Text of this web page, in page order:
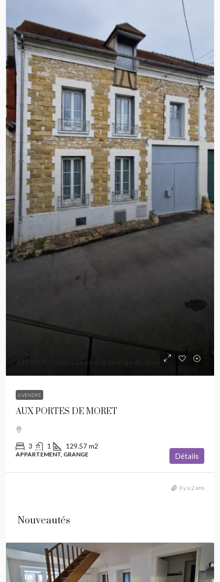
279 000€ /Honoraires à la charge Acquéreur
A VENDRE
AUX PORTES DE MORET
3 1 129.57 m2
APPARTEMENT, GRANGE Détails
il y a 2 ans
Nouveautés